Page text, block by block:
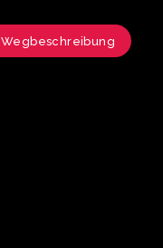
Wegbeschreibung